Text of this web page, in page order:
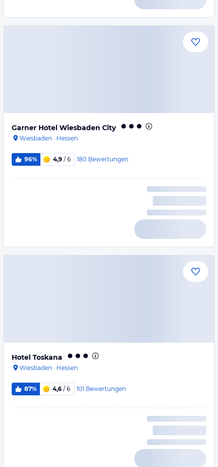
Garner Hotel Wiesbaden City
Wiesbaden · Hessen
96% 4,9 / 6 180 Bewertungen
Hotel Toskana
Wiesbaden · Hessen
87% 4,6 / 6 101 Bewertungen